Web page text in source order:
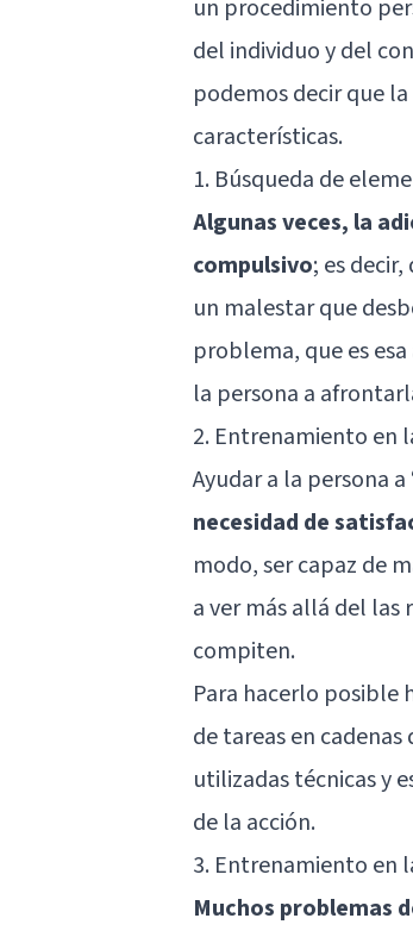
un procedimiento
del individuo y del
podemos decir que
características.
1. Búsqueda de
Algunas veces, la
compulsivo; es
un malestar que
problema, que es
la persona a
2. Entrenamiento en
Ayudar a la persona
necesidad de
modo, ser capaz de
a ver más allá del
compiten.
Para hacerlo posible
de tareas en
utilizadas técnicas y
de la acción.
3. Entrenamiento en
Muchos problemas